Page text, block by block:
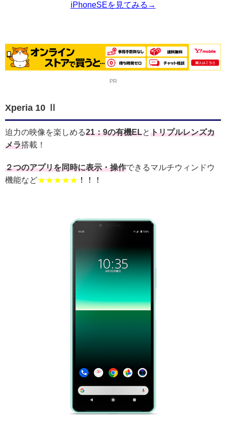
iPhoneSEを見てみる→
PR
Xperia 10 Ⅱ
迫力の映像を楽しめる21：9の有機ELとトリプルレンズカ
メラ搭載！
２つのアプリを同時に表示・操作できるマルチウィンドウ
機能など★★★★★ ！！！